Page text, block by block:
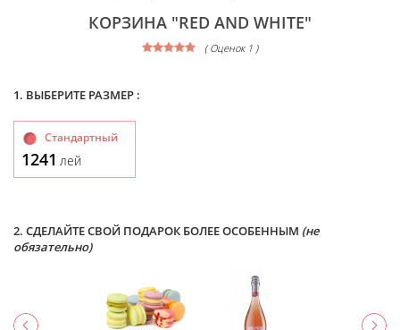
КОРЗИНА "RED AND WHITE"
( Оценок 1 )
1. ВЫБЕРИТЕ РАЗМЕР :
Стандартный
1241 лей
2. СДЕЛАЙТЕ СВОЙ ПОДАРОК БОЛЕЕ ОСОБЕННЫМ (не
обязательно)